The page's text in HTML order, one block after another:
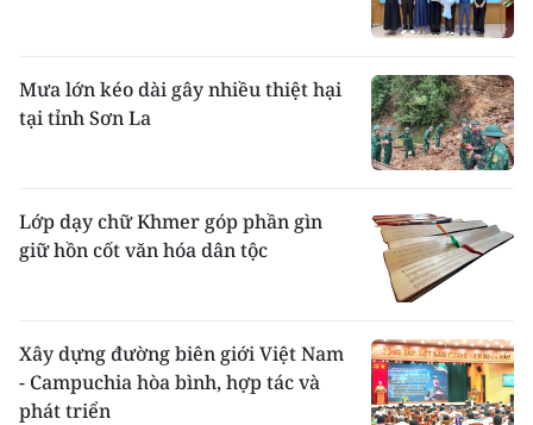
Mưa lớn kéo dài gây nhiều thiệt hại
tại tỉnh Sơn La
Lớp dạy chữ Khmer góp phần gìn
giữ hồn cốt văn hóa dân tộc
Xây dựng đường biên giới Việt Nam
- Campuchia hòa bình, hợp tác và
phát triển